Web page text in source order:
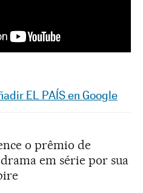
en Twitter
Redes Sociales
EL PAÍS en Google
o prêmio de
em série por sua